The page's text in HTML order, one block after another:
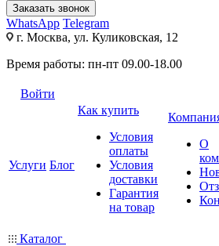
Заказать звонок
WhatsApp Telegram
г. Москва, ул. Куликовская, 12
Время работы: пн-пт 09.00-18.00
Войти
Услуги Блог
Как купить
Условия
оплаты
Условия
доставки
Гарантия
на товар
О
Каталог